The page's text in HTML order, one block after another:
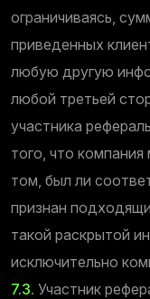
ограничиваясь,
приведенных
любую другую
любой третьей
участника
того, что
том, был ли
признан
такой раскрытой
исключительно
7.3. Участник